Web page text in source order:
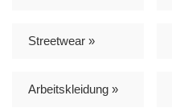
Streetwear »
Arbeitskleidung »